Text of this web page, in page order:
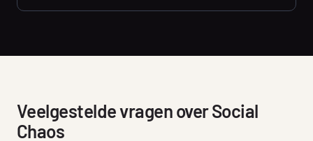
Veelgestelde vragen over Social
Chaos